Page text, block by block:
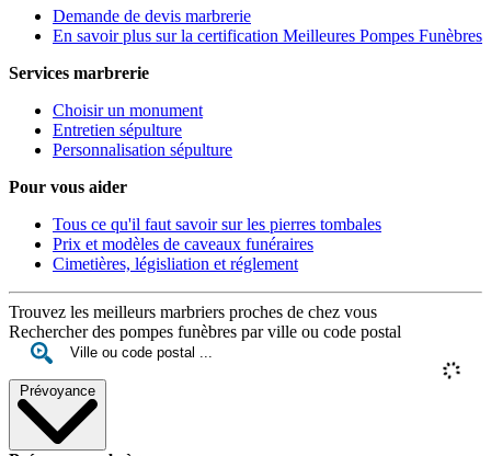
Demande de devis marbrerie
En savoir plus sur la certification Meilleures Pompes Funèbres
Services marbrerie
Choisir un monument
Entretien sépulture
Personnalisation sépulture
Pour vous aider
Tous ce qu'il faut savoir sur les pierres tombales
Prix et modèles de caveaux funéraires
Cimetières, législiation et réglement
Trouvez les meilleurs marbriers proches de chez vous
Rechercher des pompes funèbres par ville ou code postal
Prévoyance